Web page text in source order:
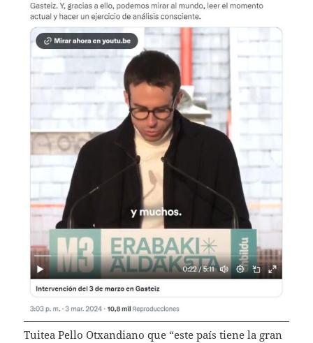
Tuitea Pello Otxandiano que “este país tiene la gran